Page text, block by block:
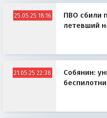
25.05.25 18:16
ПВО сбили
летевший
21.05.25 22:38
Собянин: